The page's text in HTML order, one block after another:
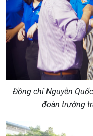
Đồng chí Nguyễn
đoàn trường